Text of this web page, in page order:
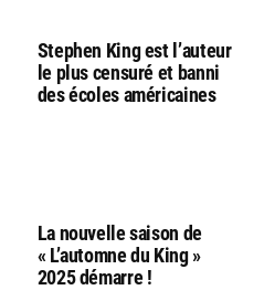
Stephen King est l’auteur
le plus censuré et banni
des écoles américaines
La nouvelle saison de
« L’automne du King »
2025 démarre !